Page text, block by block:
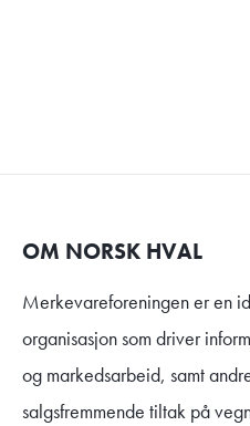
OM NORSK HVAL
Merkevareforeningen er en
organisasjon som driver
og markedsarbeid, samt
salgsfremmende tiltak på